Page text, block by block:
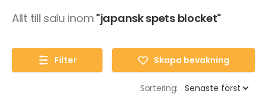
Allt till salu inom "japansk spets blocket"
Filter Skapa bevakning
Sortering: